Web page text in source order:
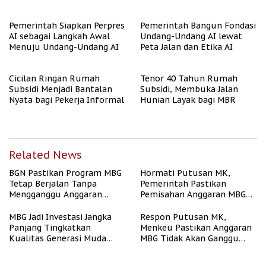
Pemerintah Siapkan Perpres
AI sebagai Langkah Awal
Menuju Undang-Undang AI
Pemerintah Bangun Fondasi
Undang-Undang AI lewat
Peta Jalan dan Etika AI
Cicilan Ringan Rumah
Subsidi Menjadi Bantalan
Nyata bagi Pekerja Informal
Tenor 40 Tahun Rumah
Subsidi, Membuka Jalan
Hunian Layak bagi MBR
Related News
BGN Pastikan Program MBG
Tetap Berjalan Tanpa
Mengganggu Anggaran
Hormati Putusan MK,
Pemerintah Pastikan
Pemisahan Anggaran MBG
MBG Jadi Investasi Jangka
Panjang Tingkatkan
Kualitas Generasi Muda
Respon Putusan MK,
Menkeu Pastikan Anggaran
MBG Tidak Akan Ganggu